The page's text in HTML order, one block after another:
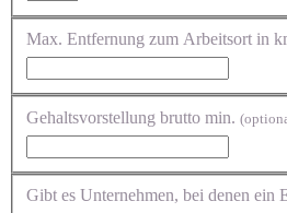
Max. Entfernung zum Arbeitsort in
Gehaltsvorstellung brutto min.
Gibt es Unternehmen, bei denen ein